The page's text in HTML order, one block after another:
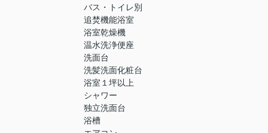
バス・トイレ別
追焚機能浴室
浴室乾燥機
温水洗浄便座
洗面台
洗髪洗面化粧台
浴室１坪以上
シャワー
独立洗面台
浴槽